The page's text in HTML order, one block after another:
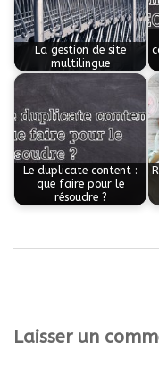
La gestion de site
multilingue
Le duplicate content :
que faire pour le
résoudre ?
Laisser un